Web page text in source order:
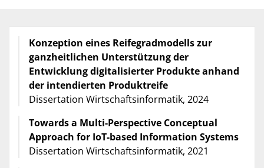
Konzeption eines Reifegradmodells zur
ganzheitlichen Unterstützung der
Entwicklung digitalisierter Produkte anhand
der intendierten Produktreife
Dissertation Wirtschaftsinformatik, 2024
Towards a Multi-Perspective Conceptual
Approach for IoT-based Information Systems
Dissertation Wirtschaftsinformatik, 2021